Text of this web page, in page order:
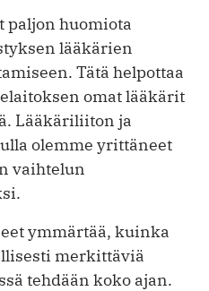
paljon huomiota
lääkärien
Tätä helpottaa
omat lääkärit
Lääkäriliiton ja
olemme yrittäneet
vaihtelun
ymmärtää, kuinka
merkittäviä
tehdään koko ajan.